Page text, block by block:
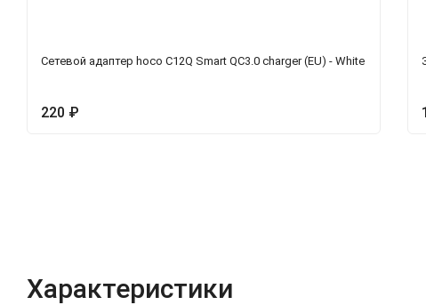
Сетевой адаптер hoco C12Q Smart QC3.0 charger (EU) - White
220 ₽
Характеристики